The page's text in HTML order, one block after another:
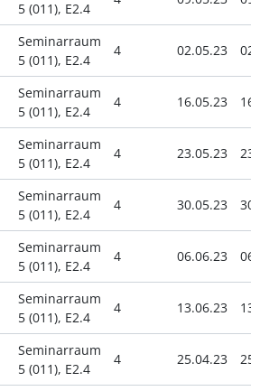
5 (011), E2.4
Seminarraum
5 (011), E2.4
4 02.05.23
Seminarraum
5 (011), E2.4
4 16.05.23
Seminarraum
5 (011), E2.4
4 23.05.23
Seminarraum
5 (011), E2.4
4 30.05.23
Seminarraum
5 (011), E2.4
4 06.06.23
Seminarraum
5 (011), E2.4
4 13.06.23
Seminarraum
5 (011), E2.4
4 25.04.23